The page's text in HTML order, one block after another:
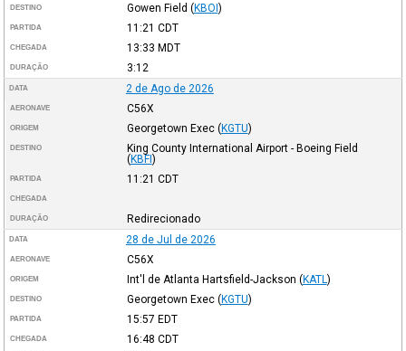
DESTINO Gowen Field (KBOI)
PARTIDA 11:21 CDT
CHEGADA 13:33 MDT
DURAÇÃO 3:12
DATA 2 de Ago de 2026
AERONAVE C56X
ORIGEM Georgetown Exec (KGTU)
DESTINO
King County International Airport - Boeing Field
(KBFI)
PARTIDA 11:21 CDT
CHEGADA
DURAÇÃO Redirecionado
DATA 28 de Jul de 2026
AERONAVE C56X
ORIGEM Int'l de Atlanta Hartsfield-Jackson (KATL )
DESTINO Georgetown Exec (KGTU)
PARTIDA 15:57 EDT
CHEGADA 16:48 CDT